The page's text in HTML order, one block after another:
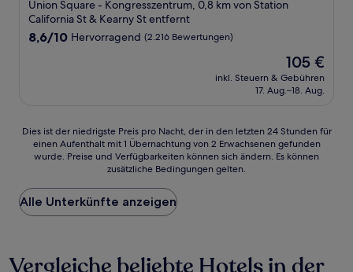
Unterkunft
Union Square - Kongresszentrum, 0,8 km von Station
California St & Kearny St entfernt
8.6
8,6/10 Hervorragend (2.216 Bewertungen)
Der
Preis
beträgt
105 €
inkl. Steuern & Gebühren
17. Aug.–18. Aug.
Dies
der
Preis
pro
Nacht,
den
Dies ist der niedrigste Preis pro Nacht, der in den letzten 24 Stunden für
einen Aufenthalt mit 1 Übernachtung von 2 Erwachsenen gefunden
wurde. Preise und Verfügbarkeiten können sich ändern. Es können
zusätzliche Bedingungen gelten.
Alle Unterkünfte anzeigen